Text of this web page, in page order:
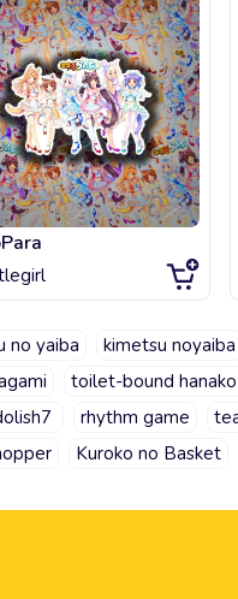
no yaiba kimetsu noyaiba
toilet-bound
rhythm game
Kuroko no Basket